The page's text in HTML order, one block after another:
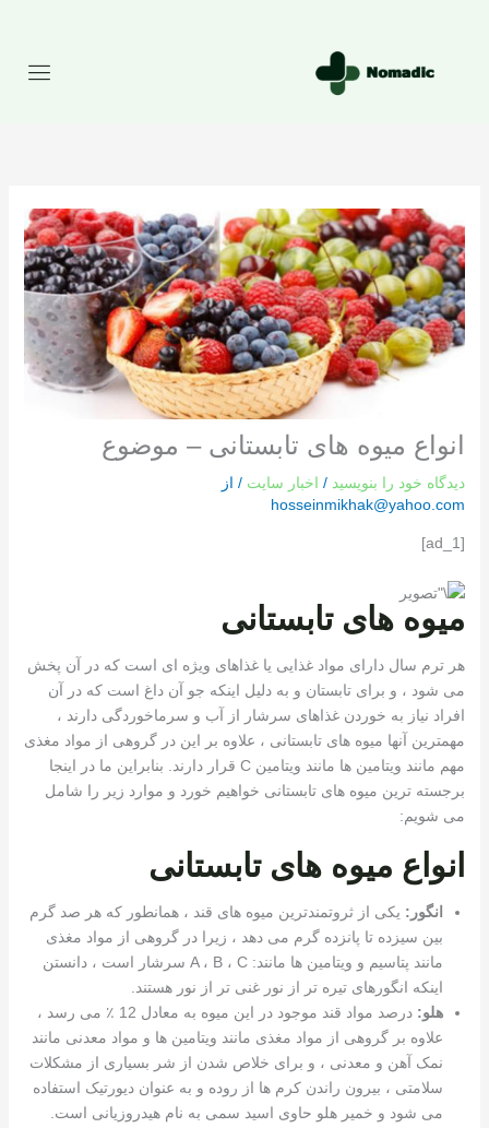
انواع میوه های تابستانی – موضوع
دیدگاه‌ خود را بنویسید / اخبار سایت / از
hosseinmikhak@yahoo.com
[ad_1]
میوه های تابستانی
هر ترم سال دارای مواد غذایی یا غذاهای ویژه ای است که در آن پخش
می شود ، و برای تابستان و به دلیل اینکه جو آن داغ است که در آن
افراد نیاز به خوردن غذاهای سرشار از آب و سرماخوردگی دارند ،
مهمترین آنها میوه های تابستانی ، علاوه بر این در گروهی از مواد مغذی
مهم مانند ویتامین ها مانند ویتامین C قرار دارند. بنابراین ما در اینجا
برجسته ترین میوه های تابستانی خواهیم خورد و موارد زیر را شامل
می شویم:
انواع میوه های تابستانی
انگور: یکی از ثروتمندترین میوه های قند ، همانطور که هر صد گرم
بین سیزده تا پانزده گرم می دهد ، زیرا در گروهی از مواد مغذی
مانند پتاسیم و ویتامین ها مانند: A ، B ، C سرشار است ، دانستن
اینکه انگورهای تیره تر از نور غنی تر از نور هستند.
هلو:
درصد مواد قند موجود در این میوه به معادل 12 ٪ می رسد ،
علاوه بر گروهی از مواد مغذی مانند ویتامین ها و مواد معدنی مانند
نمک آهن و معدنی ، و برای خلاص شدن از شر بسیاری از مشکلات
سلامتی ، بیرون راندن کرم ها از روده و به عنوان دیورتیک استفاده
می شود و خمیر هلو حاوی اسید سمی به نام هیدروزیانی است.